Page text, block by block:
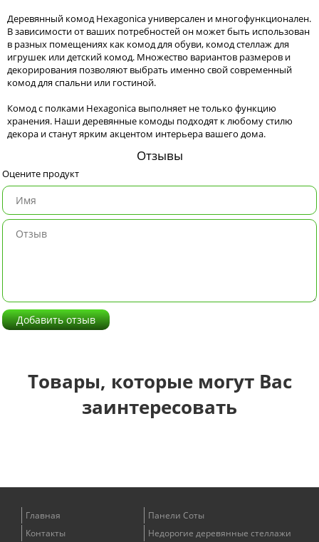
Деревянный комод Hexagonica универсален и многофункционален.
В зависимости от ваших потребностей он может быть использован
в разных помещениях как комод для обуви, комод стеллаж для
игрушек или детский комод. Множество вариантов размеров и
декорирования позволяют выбрать именно свой современный
комод для спальни или гостиной.
Комод с полками Hexagonica выполняет не только функцию
хранения. Наши деревянные комоды подходят к любому стилю
декора и станут ярким акцентом интерьера вашего дома.
Отзывы
Оцените продукт
Добавить отзыв
Товары, которые могут Вас
заинтересовать
Главная
Контакты
Панели Соты
Недорогие деревянные стеллажи